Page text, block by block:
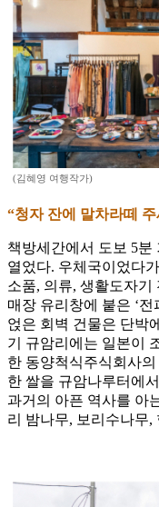
(김혜영 여행작가)
“청자 잔에 말차라떼
책방세간에서 도보 5분
열었다. 우체국이었다
소품, 의류, 생활도자기
매장 유리창에 붙은 ‘
얹은 회벽 건물은 단박
기 규암리에는 일본이
한 동양척식주식회사
한 쌀을 규암나루터에
과거의 아픈 역사를 아
리 밤나무, 보리수나무,